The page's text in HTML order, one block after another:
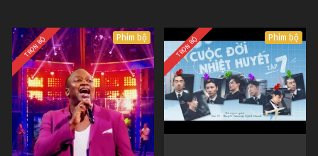
TRỌN BỘ Phim bộ TRỌN BỘ Phim bộ